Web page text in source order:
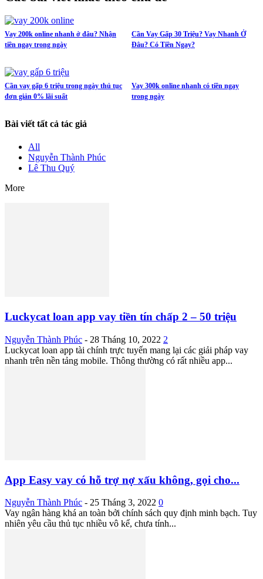
Vay 200k online nhanh ở đâu? Nhận
tiền ngay trong ngày
Cần Vay Gấp 30 Triệu? Vay Nhanh Ở
Đâu? Có Tiền Ngay?
Cần vay gấp 6 triệu trong ngày thủ tục
đơn giản 0% lãi suất
Vay 300k online nhanh có tiền ngay
trong ngày
Bài viết tất cả tác giả
All
Nguyễn Thành Phúc
Lê Thu Quý
More
Luckycat loan app vay tiền tín chấp 2 – 50 triệu
Nguyễn Thành Phúc - 28 Tháng 10, 2022 2
Luckycat loan app tài chính trực tuyến mang lại các giải pháp vay
nhanh trên nền tảng mobile. Thông thường có rất nhiều app...
App Easy vay có hỗ trợ nợ xấu không, gọi cho...
Nguyễn Thành Phúc - 25 Tháng 3, 2022 0
Vay ngân hàng khá an toàn bởi chính sách quy định minh bạch. Tuy
nhiên yêu cầu thủ tục nhiều vô kể, chưa tính...